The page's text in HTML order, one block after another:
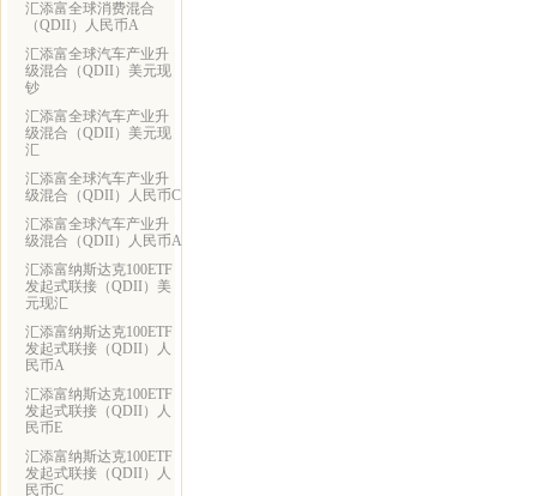
汇添富全球消费混合
（QDII）人民币A
汇添富全球汽车产业升
级混合（QDII）美元现
钞
汇添富全球汽车产业升
级混合（QDII）美元现
汇
汇添富全球汽车产业升
级混合（QDII）人民币C
汇添富全球汽车产业升
级混合（QDII）人民币A
汇添富纳斯达克100ETF
发起式联接（QDII）美
元现汇
汇添富纳斯达克100ETF
发起式联接（QDII）人
民币A
汇添富纳斯达克100ETF
发起式联接（QDII）人
民币E
汇添富纳斯达克100ETF
发起式联接（QDII）人
民币C